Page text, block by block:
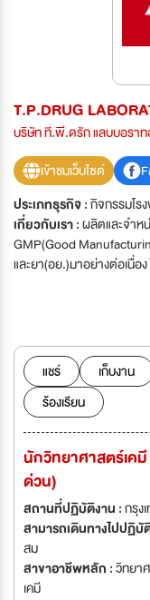
T.P.DRUG
บริษัท ที.พี.ดรัก แลบบอรา
เข้าชมเว็บไซต์
ประเภทธุรกิจ :กิจกรรมโร
เกี่ยวกับเรา :ผลิตและจำห
GMP(Good
และยา(อย.)มาอย่างต่อเนื่อ
และเติบโต จึงต้องการผู้
Laboratories (1969)
manufacturers
domestically and
experience including
continuously been
this company from a
company had make-
holding a syringe. With
determination after
Laboratories (1969)
are on Sukhumvit 62
having over 450 quality
แชร์ เก็บงาน
ร้องเรียน
นักวิทยาศาสตร์เค
ด่วน)
สถานที่ปฏิบัติงาน :กรุง
สามารถเดินทางไปปฏิบั
สม
สาขาอาชีพหลัก :วิทยา
เคมี